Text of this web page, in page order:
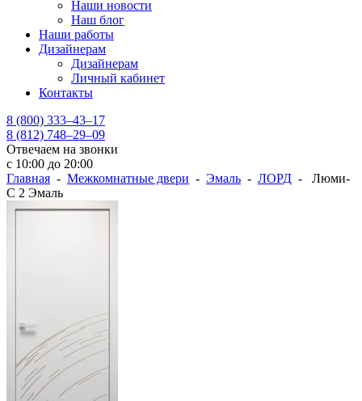
Наши новости
Наш блог
Наши работы
Дизайнерам
Дизайнерам
Личный кабинет
Контакты
8 (800) 333–43–17
8 (812) 748–29–09
Отвечаем на звонки
с 10:00 до 20:00
Главная - Межкомнатные двери - Эмаль - ЛОРД - Люми-
С 2 Эмаль